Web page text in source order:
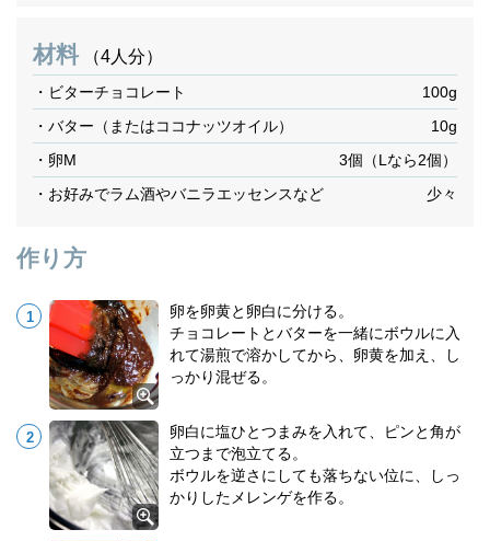
材料 （4人分）
・ビターチョコレート
100g
・バター（またはココナッツオイル）
10g
・卵M
3個（Lなら2個）
・お好みでラム酒やバニラエッセンスなど
少々
作り方
卵を卵黄と卵白に分ける。
チョコレートとバターを一緒にボウルに入
れて湯煎で溶かしてから、卵黄を加え、し
っかり混ぜる。
卵白に塩ひとつまみを入れて、ピンと角が
立つまで泡立てる。
ボウルを逆さにしても落ちない位に、しっ
かりしたメレンゲを作る。